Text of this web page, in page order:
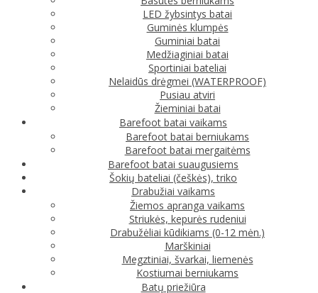
LED žybsintys batai
Guminės klumpės
Guminiai batai
Medžiaginiai batai
Sportiniai bateliai
Nelaidūs drėgmei (WATERPROOF)
Pusiau atviri
Žieminiai batai
Barefoot batai vaikams
Barefoot batai berniukams
Barefoot batai mergaitėms
Barefoot batai suaugusiems
Šokių bateliai (češkės), triko
Drabužiai vaikams
Žiemos apranga vaikams
Striukės, kepurės rudeniui
Drabužėliai kūdikiams (0-12 mėn.)
Marškiniai
Megztiniai, švarkai, liemenės
Kostiumai berniukams
Batų priežiūra